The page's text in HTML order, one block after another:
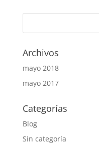
Archivos
mayo 2018
mayo 2017
Categorías
Blog
Sin categoría